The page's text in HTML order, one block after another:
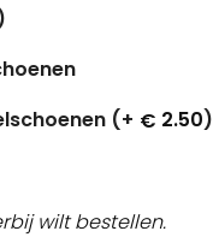
(+ € 2.50)
wilt bestellen.